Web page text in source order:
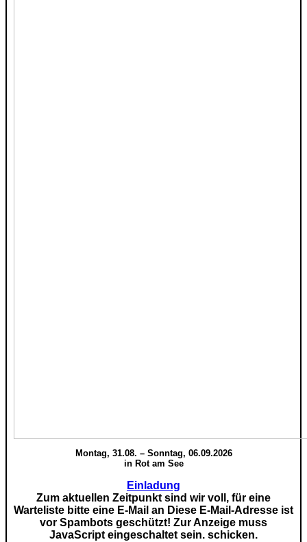
Montag, 31.08. – Sonntag, 06.09.2026
in Rot am See
Einladung
Zum aktuellen Zeitpunkt sind wir voll, für eine
Warteliste bitte eine E-Mail an Diese E-Mail-Adresse ist
vor Spambots geschützt! Zur Anzeige muss
JavaScript eingeschaltet sein. schicken.